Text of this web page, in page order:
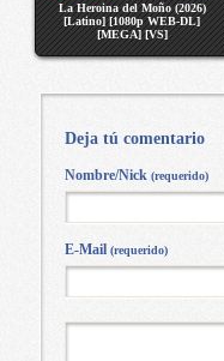
La Heroina del Moño (2026)
[Latino] [1080p WEB-DL]
[MEGA] [VS]
Deja tú comentario
Nombre/Nick (requerido)
E-Mail (requerido)